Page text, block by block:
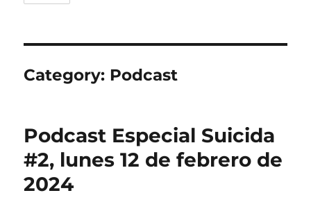
Category: Podcast
Podcast Especial Suicida
#2, lunes 12 de febrero de
2024